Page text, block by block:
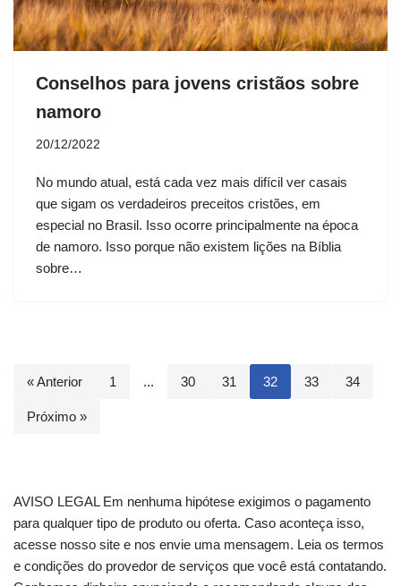
Conselhos para jovens cristãos sobre
namoro
20/12/2022
No mundo atual, está cada vez mais difícil ver casais
que sigam os verdadeiros preceitos cristões, em
especial no Brasil. Isso ocorre principalmente na época
de namoro. Isso porque não existem lições na Bíblia
sobre…
« Anterior 1 ... 30 31 32 33 34
Próximo »
AVISO LEGAL Em nenhuma hipótese exigimos o pagamento
para qualquer tipo de produto ou oferta. Caso aconteça isso,
acesse nosso site e nos envie uma mensagem. Leia os termos
e condições do provedor de serviços que você está contatando.